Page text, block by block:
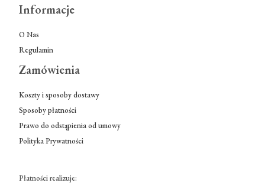
Informacje
O Nas
Regulamin
Zamówienia
Koszty i sposoby dostawy
Sposoby płatności
Prawo do odstąpienia od umowy
Polityka Prywatności
Płatności realizuje: